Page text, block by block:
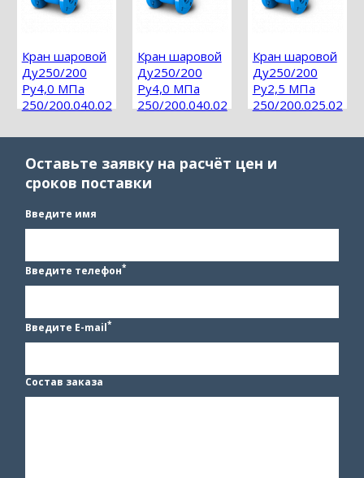
Кран шаровой
Ду250/200
Ру4,0 МПа
250/200.040.02
Кран шаровой
Ду250/200
Ру4,0 МПа
250/200.040.02
Кран шаровой
Ду250/200
Ру2,5 МПа
250/200.025.02
Оставьте заявку на расчёт цен и
сроков поставки
Введите имя
Введите телефон*
Введите E-mail*
Состав заказа